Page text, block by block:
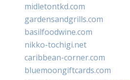
midletontkd.com
gardensandgrills.com
basilfoodwine.com
nikko-tochigi.net
caribbean-corner.com
bluemoongiftcards.com